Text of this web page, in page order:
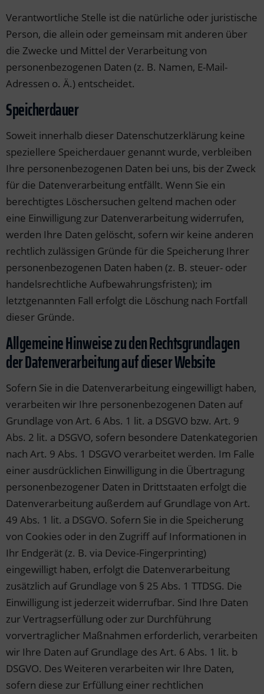
Verantwortliche Stelle ist die natürliche oder juristische
Person, die allein oder gemeinsam mit anderen über
die Zwecke und Mittel der Verarbeitung von
personenbezogenen Daten (z. B. Namen, E-Mail-
Adressen o. Ä.) entscheidet.
Speicherdauer
Soweit innerhalb dieser Datenschutzerklärung keine
speziellere Speicherdauer genannt wurde, verbleiben
Ihre personenbezogenen Daten bei uns, bis der Zweck
für die Datenverarbeitung entfällt. Wenn Sie ein
berechtigtes Löschersuchen geltend machen oder
eine Einwilligung zur Datenverarbeitung widerrufen,
werden Ihre Daten gelöscht, sofern wir keine anderen
rechtlich zulässigen Gründe für die Speicherung Ihrer
personenbezogenen Daten haben (z. B. steuer- oder
handelsrechtliche Aufbewahrungsfristen); im
letztgenannten Fall erfolgt die Löschung nach Fortfall
dieser Gründe.
Allgemeine Hinweise zu den Rechtsgrundlagen
der Datenverarbeitung auf dieser Website
Sofern Sie in die Datenverarbeitung eingewilligt haben,
verarbeiten wir Ihre personenbezogenen Daten auf
Grundlage von Art. 6 Abs. 1 lit. a DSGVO bzw. Art. 9
Abs. 2 lit. a DSGVO, sofern besondere Datenkategorien
nach Art. 9 Abs. 1 DSGVO verarbeitet werden. Im Falle
einer ausdrücklichen Einwilligung in die Übertragung
personenbezogener Daten in Drittstaaten erfolgt die
Datenverarbeitung außerdem auf Grundlage von Art.
49 Abs. 1 lit. a DSGVO. Sofern Sie in die Speicherung
von Cookies oder in den Zugriff auf Informationen in
Ihr Endgerät (z. B. via Device-Fingerprinting)
eingewilligt haben, erfolgt die Datenverarbeitung
zusätzlich auf Grundlage von § 25 Abs. 1 TTDSG. Die
Einwilligung ist jederzeit widerrufbar. Sind Ihre Daten
zur Vertragserfüllung oder zur Durchführung
vorvertraglicher Maßnahmen erforderlich, verarbeiten
wir Ihre Daten auf Grundlage des Art. 6 Abs. 1 lit. b
DSGVO. Des Weiteren verarbeiten wir Ihre Daten,
sofern diese zur Erfüllung einer rechtlichen